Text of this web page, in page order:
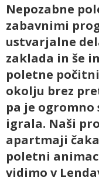
Nepozabne
zabavnimi
ustvarjalne
zaklada in še
poletne
okolju brez
pa je
igrala. Naši
apartmaji
poletni
vidimo v